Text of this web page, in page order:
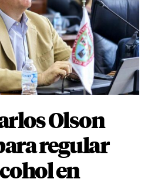
Olson
regular
en